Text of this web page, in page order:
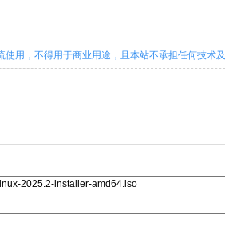
使用，不得用于商业用途，且本站不承担任何技术